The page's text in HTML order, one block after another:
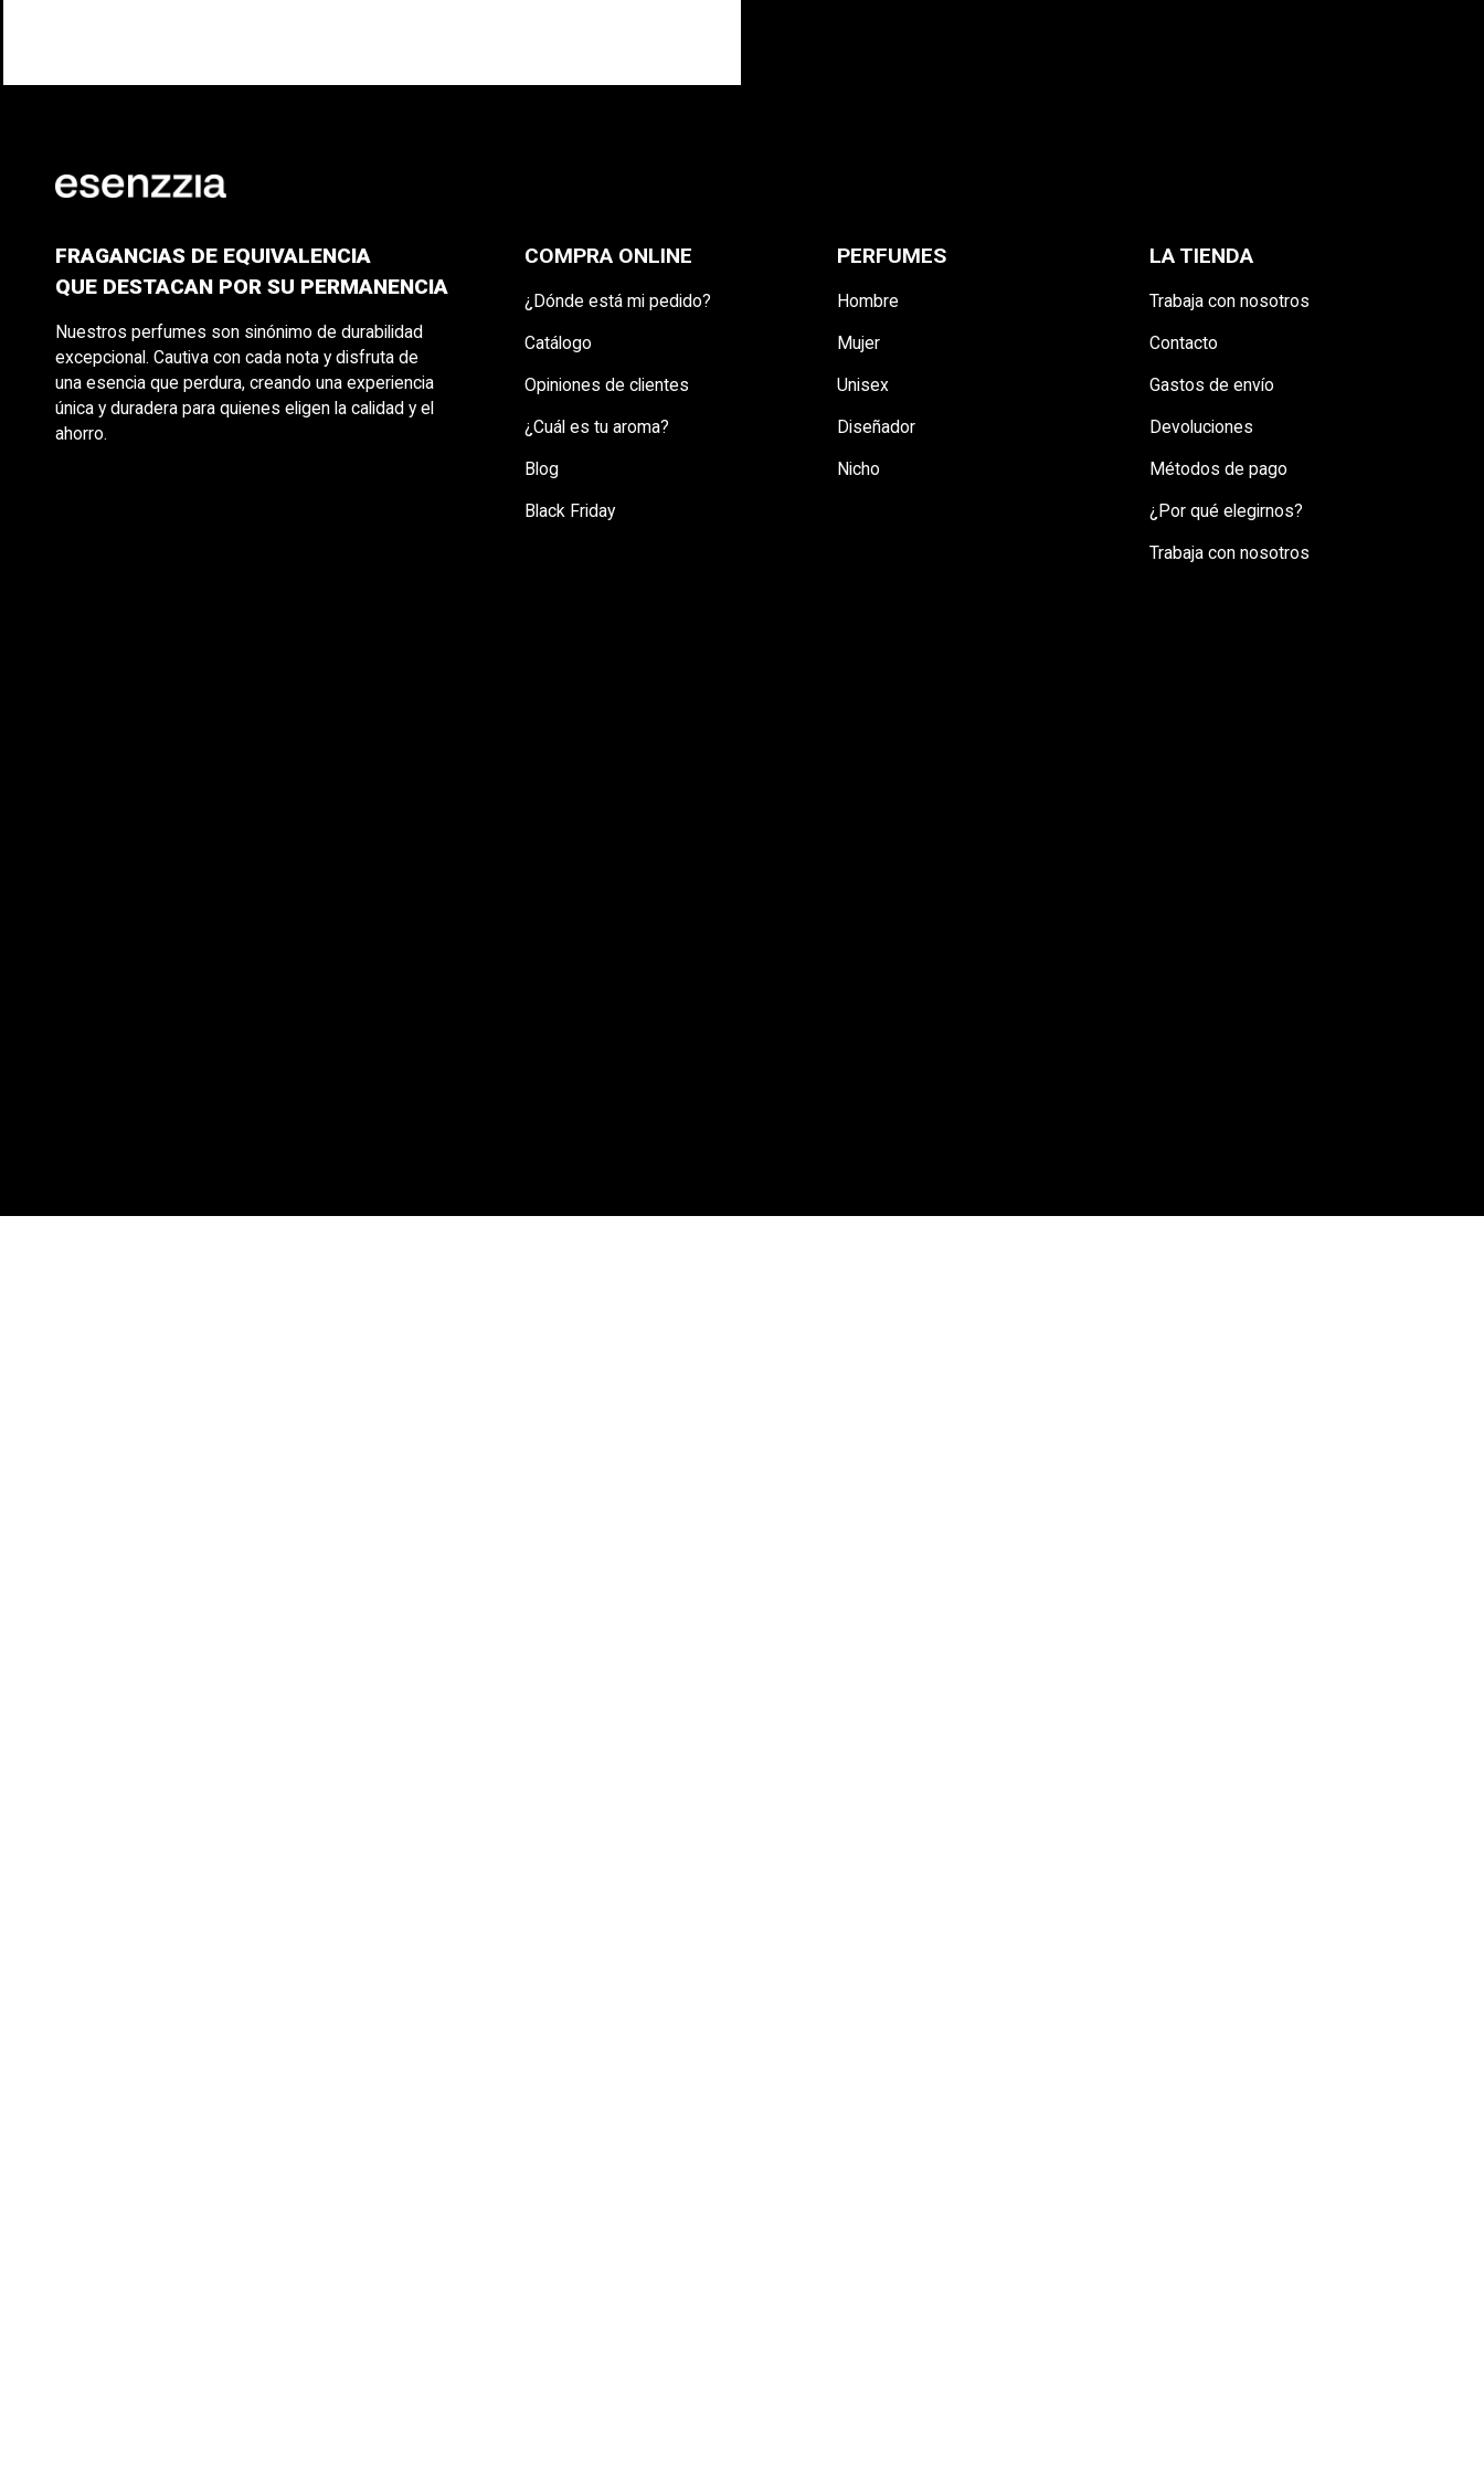
FRAGANCIAS DE EQUIVALENCIA
QUE DESTACAN POR SU PERMANENCIA
Nuestros perfumes son sinónimo de durabilidad
excepcional. Cautiva con cada nota y disfruta de
una esencia que perdura, creando una experiencia
única y duradera para quienes eligen la calidad y el
ahorro.
COMPRA ONLINE
¿Dónde está mi pedido?
Catálogo
Opiniones de clientes
¿Cuál es tu aroma?
Blog
Black Friday
PERFUMES
Hombre
Mujer
Unisex
Diseñador
Nicho
LA TIENDA
Trabaja con nosotros
Contacto
Gastos de envío
Devoluciones
Métodos de pago
¿Por qué elegirnos?
Trabaja con nosotros